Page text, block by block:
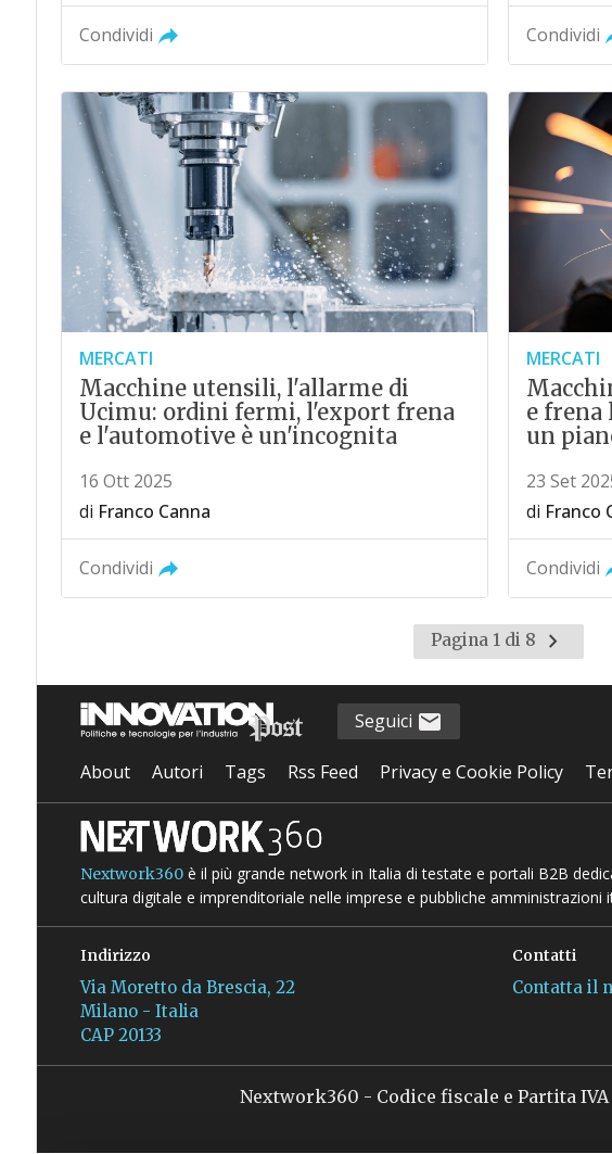
Condividi Condividi
MERCATI
Macchine utensili, l'allarme di
Ucimu: ordini fermi, l'export frena
e l'automotive è un'incognita
16 Ott 2025
di Franco Canna
Condividi
MERCATI
e frena
un
23 Set
di Franco
Condividi
Pagina 1 di 8
Pagina
Seguici
About Autori Tags Rss Feed Privacy e Cookie Policy
Nextwork360è il più grande network in Italia di testate e portali B2B
cultura digitale e imprenditoriale nelle imprese e pubbliche amministrazioni
Indirizzo
Via Moretto da Brescia, 22
Milano - Italia
CAP 20133
Contatti
Contatta il
Nextwork360 - Codice fiscale e Partita IVA